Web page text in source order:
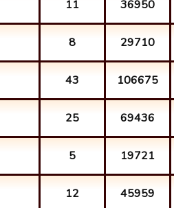
11 36950
8 29710
43 106675
25 69436
5 19721
12 45959